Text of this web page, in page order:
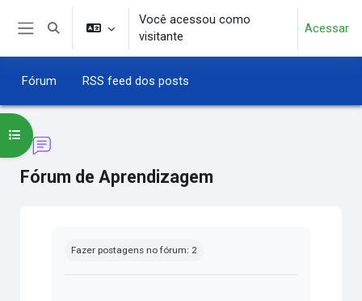
Ir para o conteúdo principal
Alternar entrada de pesquisa
Você acessou como
visitante
Acessar
Fórum RSS feed dos posts
Fórum de Aprendizagem
Abrir índice do curso
Fazer postagens no fórum: 2